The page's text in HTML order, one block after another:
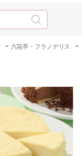
- 六花亭・フラノデリス -